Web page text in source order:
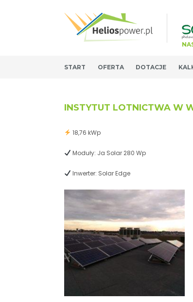
START OFERTA DOTACJE
INSTYTUT LOTNICTWA W
18,76 kWp
Moduły: Ja Solar 280 Wp
Inwerter: Solar Edge